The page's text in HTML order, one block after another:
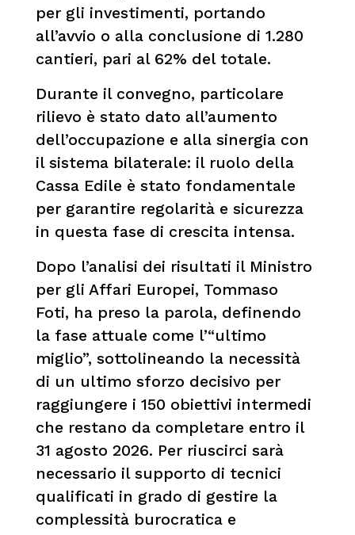
per gli investimenti, portando
all’avvio o alla conclusione di 1.280
cantieri, pari al 62% del totale.
Durante il convegno, particolare
rilievo è stato dato all’aumento
dell’occupazione e alla sinergia con
il sistema bilaterale: il ruolo della
Cassa Edile è stato fondamentale
per garantire regolarità e sicurezza
in questa fase di crescita intensa.
Dopo l’analisi dei risultati il Ministro
per gli Affari Europei, Tommaso
Foti, ha preso la parola, definendo
la fase attuale come l’“ultimo
miglio”, sottolineando la necessità
di un ultimo sforzo decisivo per
raggiungere i 150 obiettivi intermedi
che restano da completare entro il
31 agosto 2026. Per riuscirci sarà
necessario il supporto di tecnici
qualificati in grado di gestire la
complessità burocratica e